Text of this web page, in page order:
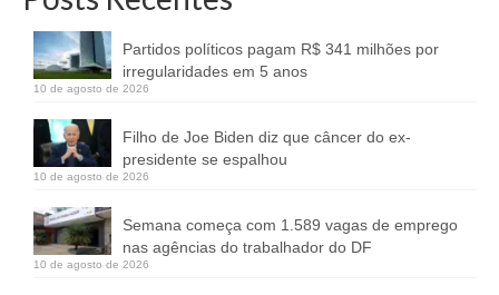
Partidos políticos pagam R$ 341 milhões por
irregularidades em 5 anos
10 de agosto de 2026
Filho de Joe Biden diz que câncer do ex-
presidente se espalhou
10 de agosto de 2026
Semana começa com 1.589 vagas de emprego
nas agências do trabalhador do DF
10 de agosto de 2026